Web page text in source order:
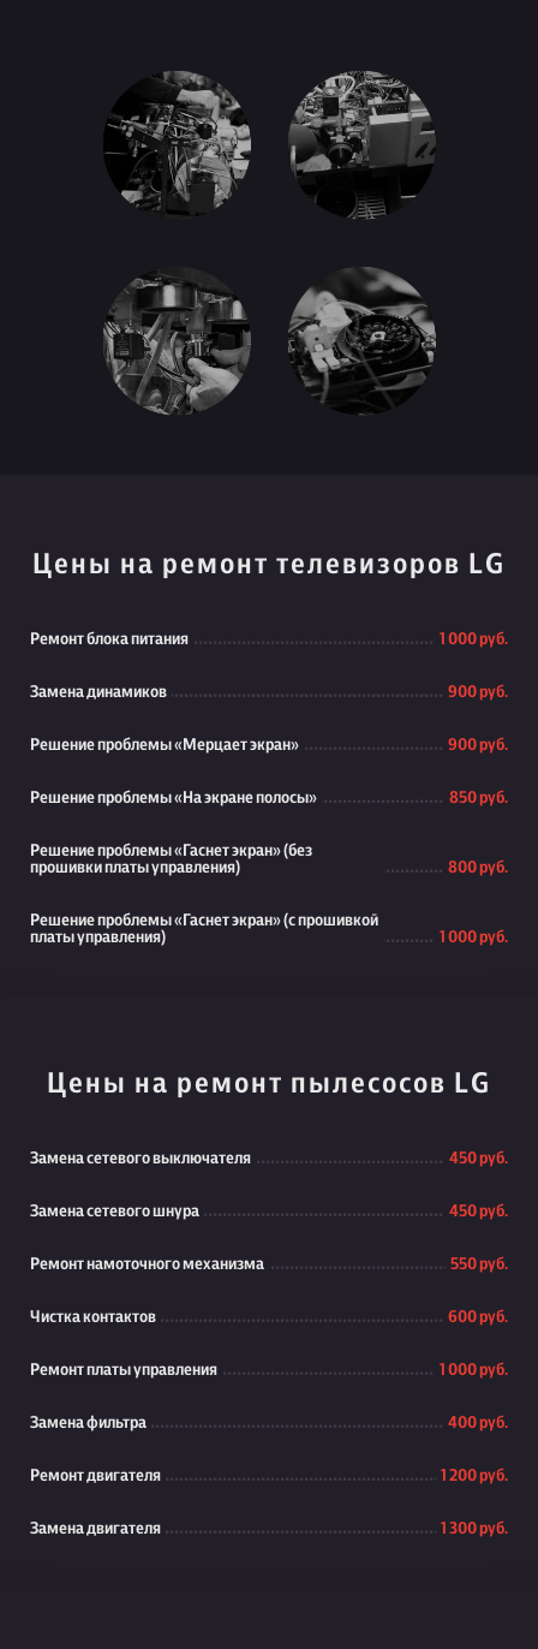
Цены на ремонт телевизоров LG
Ремонт блока питания 1 000 руб.
Замена динамиков 900 руб.
Решение проблемы «Мерцает экран» 900 руб.
Решение проблемы «На экране полосы» 850 руб.
Решение проблемы «Гаснет экран» (без
прошивки платы управления)
800 руб.
Решение проблемы «Гаснет экран» (с прошивкой
платы управления)
1 000 руб.
Цены на ремонт пылесосов LG
Замена сетевого выключателя 450 руб.
Замена сетевого шнура 450 руб.
Ремонт намоточного механизма 550 руб.
Чистка контактов 600 руб.
Ремонт платы управления 1 000 руб.
Замена фильтра 400 руб.
Ремонт двигателя 1 200 руб.
Замена двигателя 1 300 руб.